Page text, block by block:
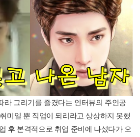
라 그리기를 즐겼다는 인터뷰의 주인공
미일 뿐 직업이 되리라고 상상하지 못했
후 본격적으로 취업 준비에 나섰다가 오